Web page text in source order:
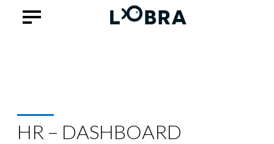
HR – DASHBOARD